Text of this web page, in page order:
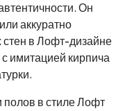
Он
аккуратно
в Лофт-дизайне
имитацией кирпича
в стиле Лофт